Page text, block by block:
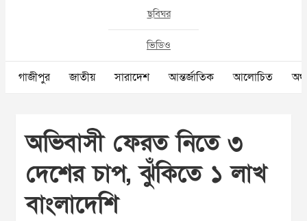
ছবিঘর
ভিডিও
গাজীপুর জাতীয় সারাদেশ আন্তর্জাতিক আলোচিত
অভিবাসী ফেরত নিতে ৩
দেশের চাপ, ঝুঁকিতে ১ লাখ
বাংলাদেশি